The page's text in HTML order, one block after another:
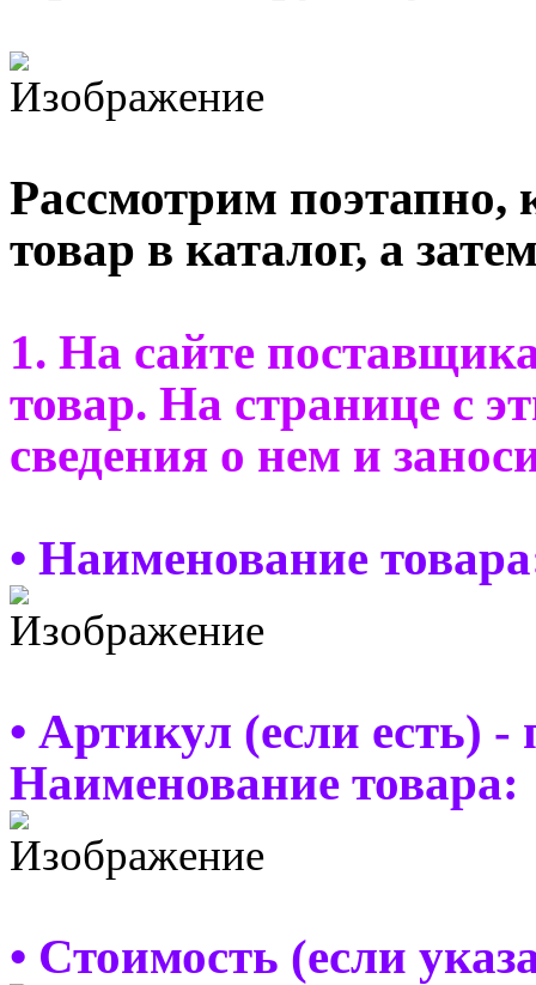
Рассмотрим поэтапно,
товар в каталог, а
1. На сайте
товар. На странице с
сведения о нем и
• Наименование
• Артикул (если есть)
Наименование товара:
• Стоимость (если